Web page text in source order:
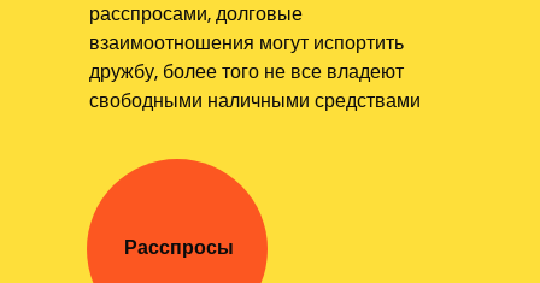
Расспросы
расспросами, долговые
взаимоотношения могут испортить
дружбу, более того не все владеют
свободными наличными средствами